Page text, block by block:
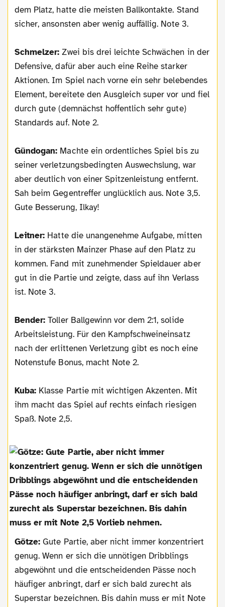
dem Platz, hatte die meisten Ballkontakte. Stand
sicher, ansonsten aber wenig auffällig. Note 3.
Schmelzer:Zwei bis drei leichte Schwächen in der
Defensive, dafür aber auch eine Reihe starker
Aktionen. Im Spiel nach vorne ein sehr belebendes
Element, bereitete den Ausgleich super vor und fiel
durch gute (demnächst hoffentlich sehr gute)
Standards auf. Note 2.
Gündogan: Machte ein ordentliches Spiel bis zu
seiner verletzungsbedingten Auswechslung, war
aber deutlich von einer Spitzenleistung entfernt.
Sah beim Gegentreffer unglücklich aus. Note 3,5.
Gute Besserung, Ilkay!
Leitner: Hatte die unangenehme Aufgabe, mitten
in der stärksten Mainzer Phase auf den Platz zu
kommen. Fand mit zunehmender Spieldauer aber
gut in die Partie und zeigte, dass auf ihn Verlass
ist. Note 3.
Bender:Toller Ballgewinn vor dem 2:1, solide
Arbeitsleistung. Für den Kampfschweineinsatz
nach der erlittenen Verletzung gibt es noch eine
Notenstufe Bonus, macht Note 2.
Kuba: Klasse Partie mit wichtigen Akzenten. Mit
ihm macht das Spiel auf rechts einfach riesigen
Spaß. Note 2,5.
Götze:Gute Partie, aber nicht immer konzentriert
genug. Wenn er sich die unnötigen Dribblings
abgewöhnt und die entscheidenden Pässe noch
häufiger anbringt, darf er sich bald zurecht als
Superstar bezeichnen. Bis dahin muss er mit Note